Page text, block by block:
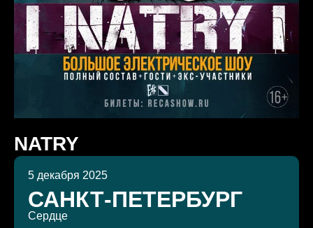
NATRY
5 декабря 2025
САНКТ-ПЕТЕРБУРГ
Сердце